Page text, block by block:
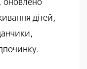
оновлено
дітей,